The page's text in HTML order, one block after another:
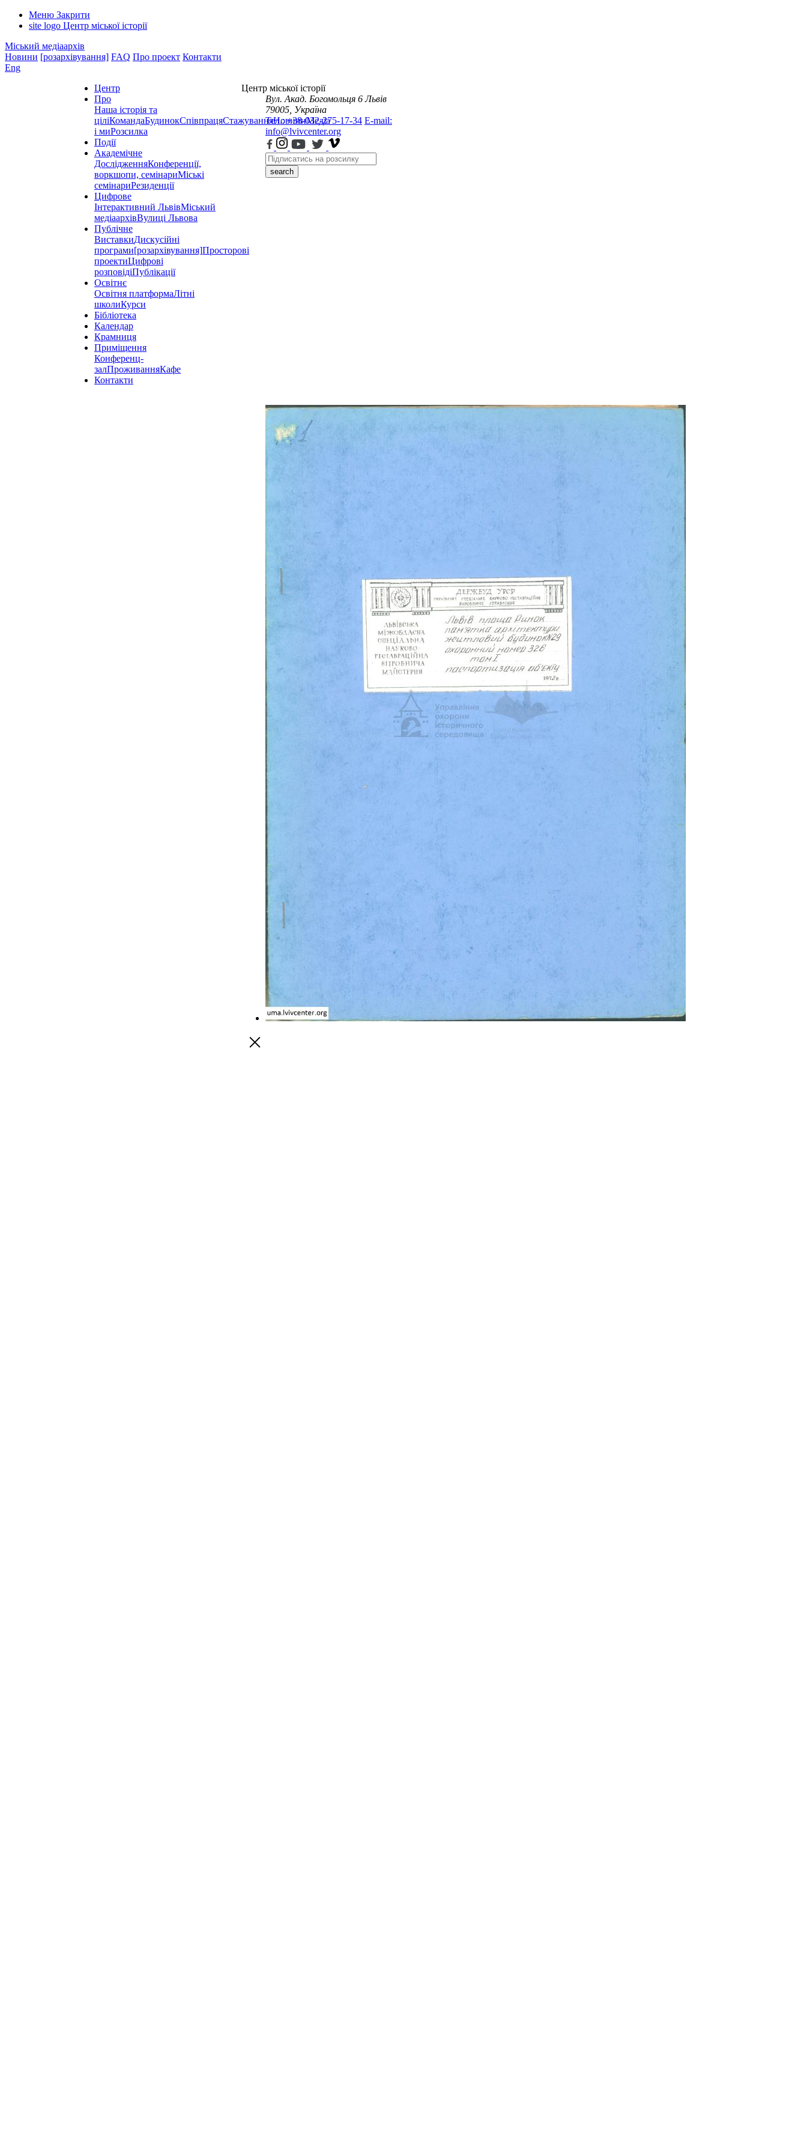
Меню Закрити
site logo Центр міської історії
Міський медіаархів
Новини [розархівування] FAQ Про проект Контакти
Eng
Центр
Про
Наша історія та
ціліКомандаБудинокСпівпрацяСтажуванняНовиниМедіа
і миРозсилка
Події
Академічне
ДослідженняКонференції,
воркшопи, семінариМіські
семінариРезиденції
Цифрове
Інтерактивний ЛьвівМіський
медіаархівВулиці Львова
Публічне
ВиставкиДискусійні
програми[розархівування]Просторові
проектиЦифрові
розповідіПублікації
Освітнє
Освітня платформаЛітні
школиКурси
Бібліотека
Календар
Крамниця
Приміщення
Конференц-
залПроживанняКафе
Контакти
Центр міської історії
Вул. Акад. Богомольця 6 Львів
79005, Україна
Тел.: +38-032-275-17-34 E-mail:
info@lvivcenter.org
search